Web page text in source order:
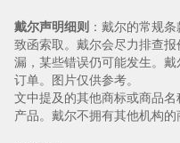
戴尔声明细则 ：戴尔的常规
致函索取。戴尔会尽力排查
漏，某些错误仍可能发生。
订单。图片仅供参考。
文中提及的其他商标或商品
产品。戴尔不拥有其他机构的